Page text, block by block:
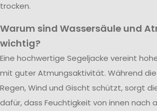
trocken.
Warum sind Wassersäule und
wichtig?
Eine hochwertige Segeljacke vereint
mit guter Atmungsaktivität. Während
Regen, Wind und Gischt schützt, sorgt
dafür, dass Feuchtigkeit von innen nach